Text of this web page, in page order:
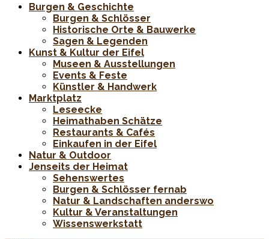
Burgen & Geschichte
Burgen & Schlösser
Historische Orte & Bauwerke
Sagen & Legenden
Kunst & Kultur der Eifel
Museen & Ausstellungen
Events & Feste
Künstler & Handwerk
Marktplatz
Leseecke
Heimathaben Schätze
Restaurants & Cafés
Einkaufen in der Eifel
Natur & Outdoor
Jenseits der Heimat
Sehenswertes
Burgen & Schlösser fernab
Natur & Landschaften anderswo
Kultur & Veranstaltungen
Wissenswerkstatt